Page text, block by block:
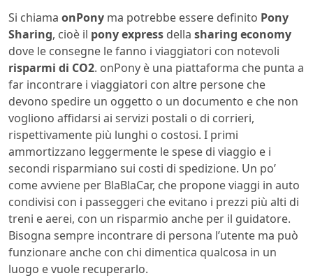
Si chiama onPony ma potrebbe essere definito Pony
Sharing, cioè il pony express della sharing economy
dove le consegne le fanno i viaggiatori con notevoli
risparmi di CO2. onPony è una piattaforma che punta a
far incontrare i viaggiatori con altre persone che
devono spedire un oggetto o un documento e che non
vogliono affidarsi ai servizi postali o di corrieri,
rispettivamente più lunghi o costosi. I primi
ammortizzano leggermente le spese di viaggio e i
secondi risparmiano sui costi di spedizione. Un po’
come avviene per BlaBlaCar, che propone viaggi in auto
condivisi con i passeggeri che evitano i prezzi più alti di
treni e aerei, con un risparmio anche per il guidatore.
Bisogna sempre incontrare di persona l’utente ma può
funzionare anche con chi dimentica qualcosa in un
luogo e vuole recuperarlo.